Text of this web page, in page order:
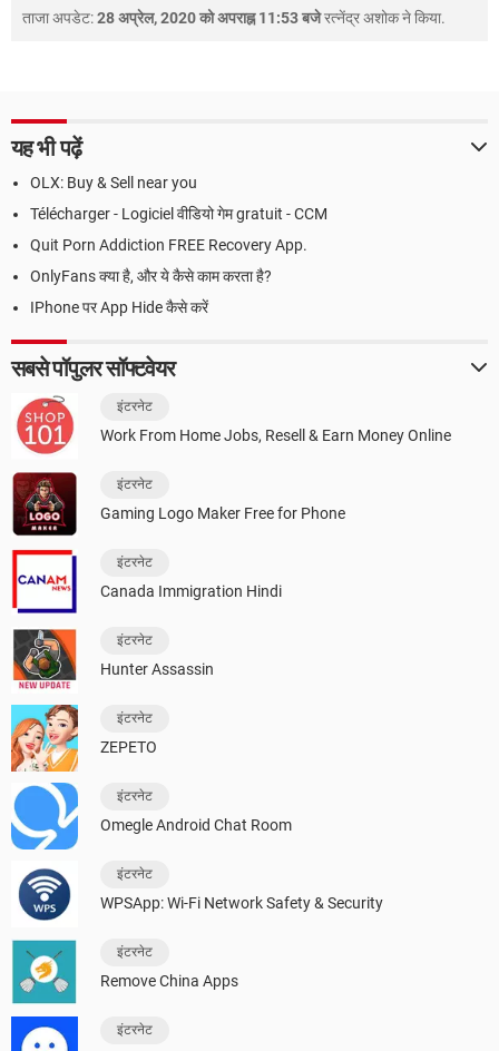
ताजा अपडेट:28 अप्रेल, 2020 को अपराह्न 11:53 बजेरत्नेंद्र अशोकने किया.
यह भी पढ़ें
OLX: Buy & Sell near you
Télécharger - Logiciel वीडियो गेम gratuit - CCM
Quit Porn Addiction FREE Recovery App.
OnlyFans क्या है, और ये कैसे काम करता है?
IPhone पर App Hide कैसे करें
सबसे पॉपुलर सॉफ्टवेयर
इंटरनेट
Work From Home Jobs, Resell & Earn Money Online
इंटरनेट
Gaming Logo Maker Free for Phone
इंटरनेट
Canada Immigration Hindi
इंटरनेट
Hunter Assassin
इंटरनेट
ZEPETO
इंटरनेट
Omegle Android Chat Room
इंटरनेट
WPSApp: Wi-Fi Network Safety & Security
इंटरनेट
Remove China Apps
इंटरनेट